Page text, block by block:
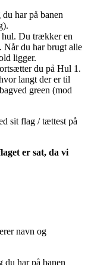
har på banen
Du trækker en
Når du har brugt alle
ligger.
du på Hul 1.
langt der er til
green (mod
sit flag / tættest på
er sat, da vi
navn og
du har på banen